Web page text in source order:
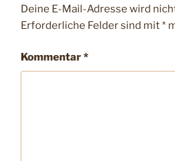
Deine E-Mail-Adresse wird
Erforderliche Felder sind mit*
Kommentar*